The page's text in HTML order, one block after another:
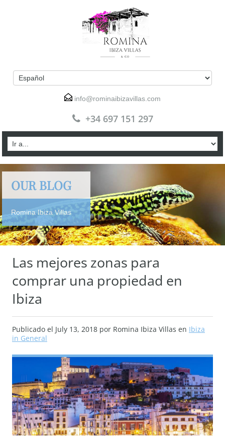
info@rominaibizavillas.com
+34 697 151 297
OUR BLOG
Romina Ibiza Villas
Las mejores zonas para
comprar una propiedad en
Ibiza
Publicado el July 13, 2018 por Romina Ibiza Villas en Ibiza
in General